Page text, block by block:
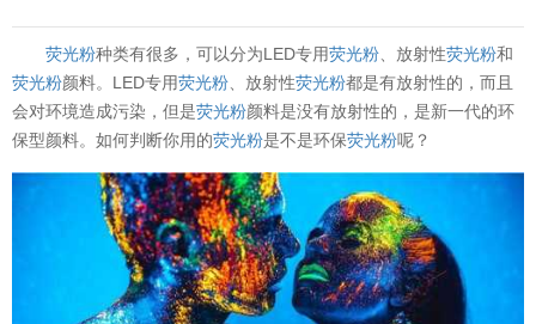
荧光粉种类有很多，可以分为LED专用荧光粉 、放射性荧光粉和
荧光粉颜料。LED专用荧光粉 、放射性荧光粉都是有放射性的，而且
会对环境造成污染，但是荧光粉颜料是没有放射性的，是新一代的环
保型颜料。如何判断你用的荧光粉是不是环保荧光粉呢？